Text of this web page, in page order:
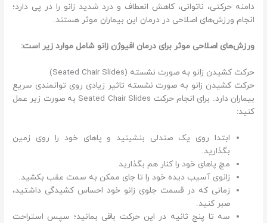
دامنه حرکتی، ناتوانی، کاهش انعطاف و درد شدید زانو را در پی دارد؛
انجام ورزش‌های اصلاحی در درمان این بیماران موثر هستند.
ورزش‌های اصلاحی موثر برای درمان افیوژن زانو شامل موارد زیر است:
حرکت کشیدن زانو به صورت نشسته (Seated Chair Slides)
حرکت کشیدن زانو به صورت نشسته تاثیر زیادی روی توانمندی سریع
بیماران دارد. برای انجام حرکت Seated Chair Slides به صورت زیر عمل
کنید:
ابتدا روی یک صندلی بنشینید و پاهای خود را روی زمین
بگذارید.
مچ پاهای خود را کنار هم بگذارید.
زانوی آسیب دیده خود را تا جای ممکن به سمت عقب بکشید.
زمانی که در قسمت جلوی زانو خود احساس کشیدگی داشتید،
صبر کنید.
سه تا پنج ثانیه در این حرکت باقی بمانید؛ سپس استراحت